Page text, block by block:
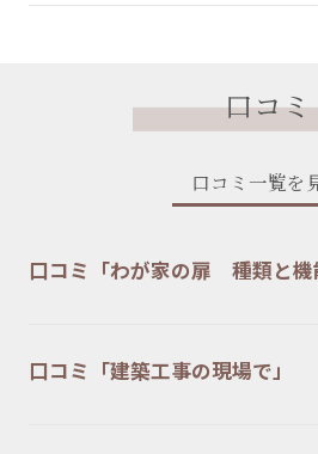
口コミ
口コミ一覧を
口コミ「わが家の扉 種類と機
口コミ「建築工事の現場で」